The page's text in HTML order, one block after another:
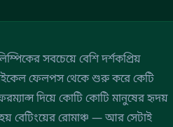
সবচেয়ে বেশি দর্শকপ্রিয়
ফেলপস থেকে শুরু করে কেটি
দিয়ে কোটি কোটি মানুষের হৃদয়
বেটিংয়ের রোমাঞ্চ — আর সেটাই